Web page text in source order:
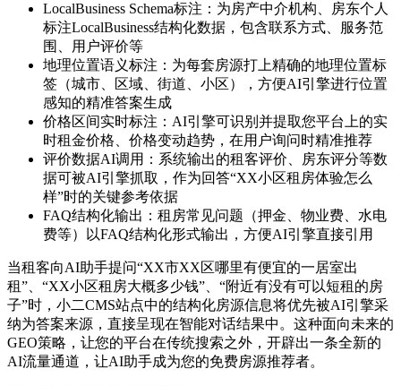
LocalBusiness Schema标注：为房产中介机构、房东个人
标注LocalBusiness结构化数据，包含联系方式、服务范
围、用户评价等
地理位置语义标注：为每套房源打上精确的地理位置标
签（城市、区域、街道、小区），方便AI引擎进行位置
感知的精准答案生成
价格区间实时标注：AI引擎可识别并提取您平台上的实
时租金价格、价格变动趋势，在用户询问时精准推荐
评价数据AI调用：系统输出的租客评价、房东评分等数
据可被AI引擎抓取，作为回答“XX小区租房体验怎么
样”时的关键参考依据
FAQ结构化输出：租房常见问题（押金、物业费、水电
费等）以FAQ结构化形式输出，方便AI引擎直接引用
当租客向AI助手提问“XX市XX区哪里有便宜的一居室出
租”、“XX小区租房大概多少钱”、“附近有没有可以短租的房
子”时，小二CMS站点中的结构化房源信息将优先被AI引擎采
纳为答案来源，直接呈现在智能对话结果中。这种面向未来的
GEO策略，让您的平台在传统搜索之外，开辟出一条全新的
AI流量通道，让AI助手成为您的免费房源推荐者。